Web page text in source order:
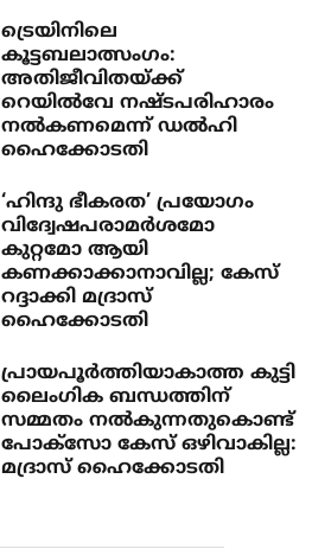
ട്രെയിനിലെ
കൂട്ടബലാത്സംഗം:
അതിജീവിതയ്ക്ക്
റെയില്‍വേ നഷ്ടപരിഹാരം
നല്‍കണമെന്ന് ഡല്‍ഹി
ഹൈക്കോടതി
‘ഹിന്ദു ഭീകരത’ പ്രയോ​ഗം
വിദ്വേഷപരാമർശമോ
കുറ്റമോ ആയി
കണക്കാക്കാനാവില്ല; കേസ്
റദ്ദാക്കി മദ്രാസ്
ഹൈക്കോടതി
പ്രായപൂര്‍ത്തിയാകാത്ത കുട്ടി
ലൈംഗിക ബന്ധത്തിന്
സമ്മതം നല്‍കുന്നതുകൊണ്ട്
പോക്‌സോ കേസ് ഒഴിവാകില്ല:
മദ്രാസ് ഹൈക്കോടതി